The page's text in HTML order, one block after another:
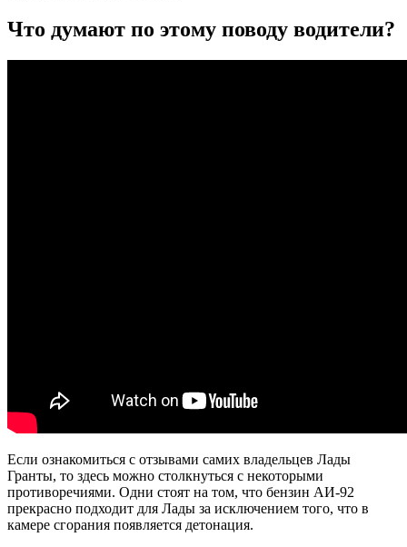
Что думают по этому поводу водители?
Если ознакомиться с отзывами самих владельцев Лады
Гранты, то здесь можно столкнуться с некоторыми
противоречиями. Одни стоят на том, что бензин АИ-92
прекрасно подходит для Лады за исключением того, что в
камере сгорания появляется детонация.